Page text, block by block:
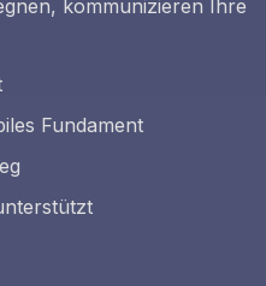
kommunizieren Ihre
Fundament